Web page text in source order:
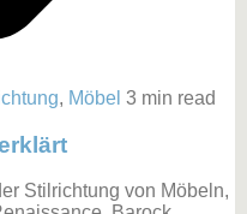
, Möbel 3 min read
Stilrichtung von Möbeln,